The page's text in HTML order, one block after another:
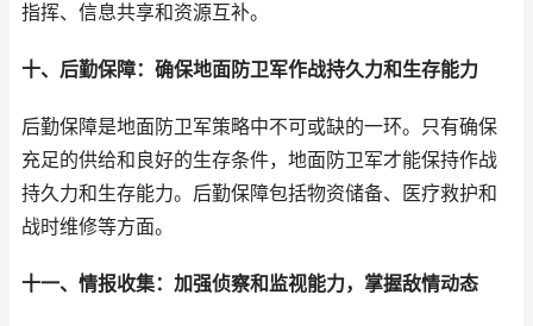
指挥、信息共享和资源互补。
十、后勤保障：确保地面防卫军作战持久力和生存能力
后勤保障是地面防卫军策略中不可或缺的一环。只有确保
充足的供给和良好的生存条件，地面防卫军才能保持作战
持久力和生存能力。后勤保障包括物资储备、医疗救护和
战时维修等方面。
十一、情报收集：加强侦察和监视能力，掌握敌情动态